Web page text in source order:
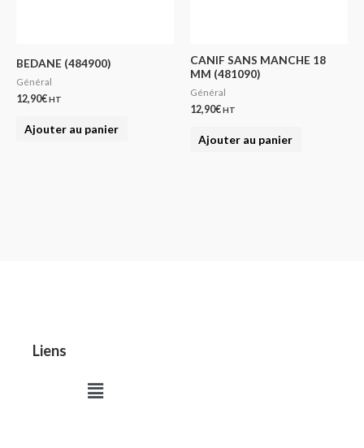
BEDANE (484900)
Général
12,90€HT
Ajouter au panier
CANIF SANS MANCHE 18
MM (481090)
Général
12,90€HT
Ajouter au panier
Liens
Menu